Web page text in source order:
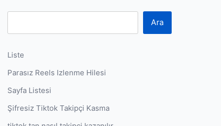
Ara
Liste
Parasız Reels Izlenme Hilesi
Sayfa Listesi
Şifresiz Tiktok Takipçi Kasma